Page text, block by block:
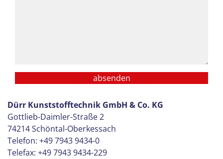
absenden
Dürr Kunststofftechnik GmbH & Co. KG
Gottlieb-Daimler-Straße 2
74214Schöntal-Oberkessach
Telefon: +49 7943 9434-0
Telefax: +49 7943 9434-229